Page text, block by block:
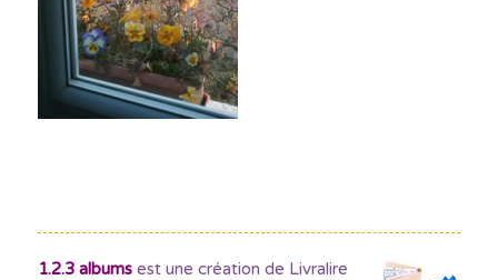
1.2.3 albumsest une création de Livralire